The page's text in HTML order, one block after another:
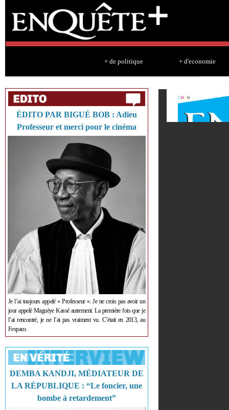
+ de politique + d'economie
ÉDITO PAR BIGUÉ BOB : Adieu
Professeur et merci pour le cinéma
Je l’ai toujours appelé « Professeur ». Je ne crois pas avoir un
jour appelé Maguèye Kassé autrement. La première fois que je
l’ai rencontré, je ne l’ai pas vraiment vu. C’était en 2013, au
Fespaco.
DEMBA KANDJI, MÉDIATEUR DE
LA RÉPUBLIQUE : “Le foncier, une
bombe à retardement”